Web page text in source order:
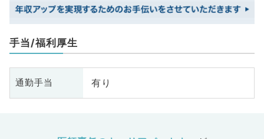
手当/福利厚生
通勤手当 有り